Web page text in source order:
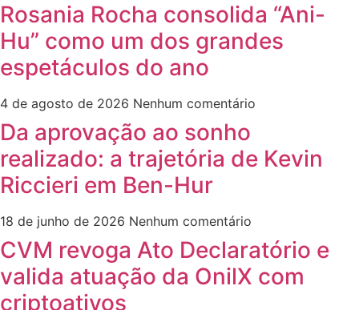
Rosania Rocha consolida “Ani-
Hu” como um dos grandes
espetáculos do ano
4 de agosto de 2026 Nenhum comentário
Da aprovação ao sonho
realizado: a trajetória de Kevin
Riccieri em Ben-Hur
18 de junho de 2026 Nenhum comentário
CVM revoga Ato Declaratório e
valida atuação da OnilX com
criptoativos